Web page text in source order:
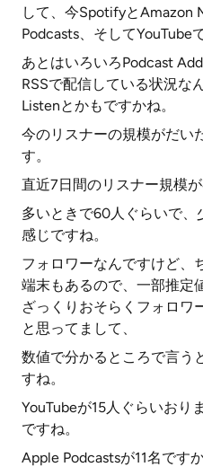
して、今SpotifyとAmazon
Podcasts、そしてYouTube
あとはいろいろPodcast
RSSで配信している状況な
Listenとかもですかね。
今のリスナーの規模がだい
す。
直近7日間のリスナー規模
多いときで60人ぐらいで
感じですね。
フォロワーなんですけど、
端末もあるので、一部推定
ざっくりおそらくフォロワ
と思ってまして、
数値で分かるところで言う
すね。
YouTubeが15人ぐらいおり
ですね。
Apple Podcastsが11名ですか